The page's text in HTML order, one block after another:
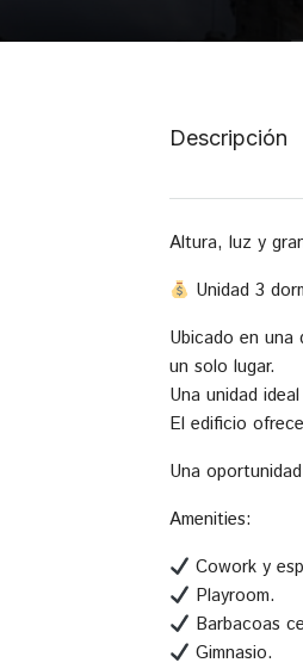
Descripción
Altura, luz y
Unidad 3
Ubicado en
un solo lugar.
Una unidad
El edificio
Una
Amenities:
Cowork y
Playroom.
Barbacoas
Gimnasio.